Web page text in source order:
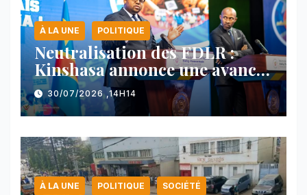
À LA UNE POLITIQUE
Neutralisation des FDLR :
Kinshasa annonce une avancée
majeure et maintient sa ligne
face au Rwanda
30/07/2026 ,14H14
À LA UNE POLITIQUE SOCIÉTÉ